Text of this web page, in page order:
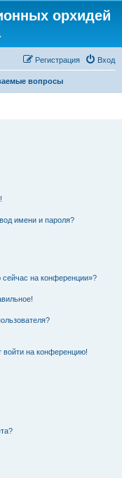
орхидей
Вход
Регистрация
вопросы
имени и пароля?
сейчас на конференции»?
войти на конференцию!